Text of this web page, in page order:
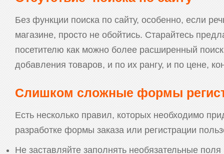
Без функции поиска по сайту, особенно, если
магазине, просто не обойтись. Старайтесь
посетителю как можно более расширенный
добавления товаров, и по их рангу, и по цене,
Слишком сложные формы
Есть несколько правил, которых необходимо
разработке формы заказа или регистрации
Не заставляйте заполнять необязательные поля